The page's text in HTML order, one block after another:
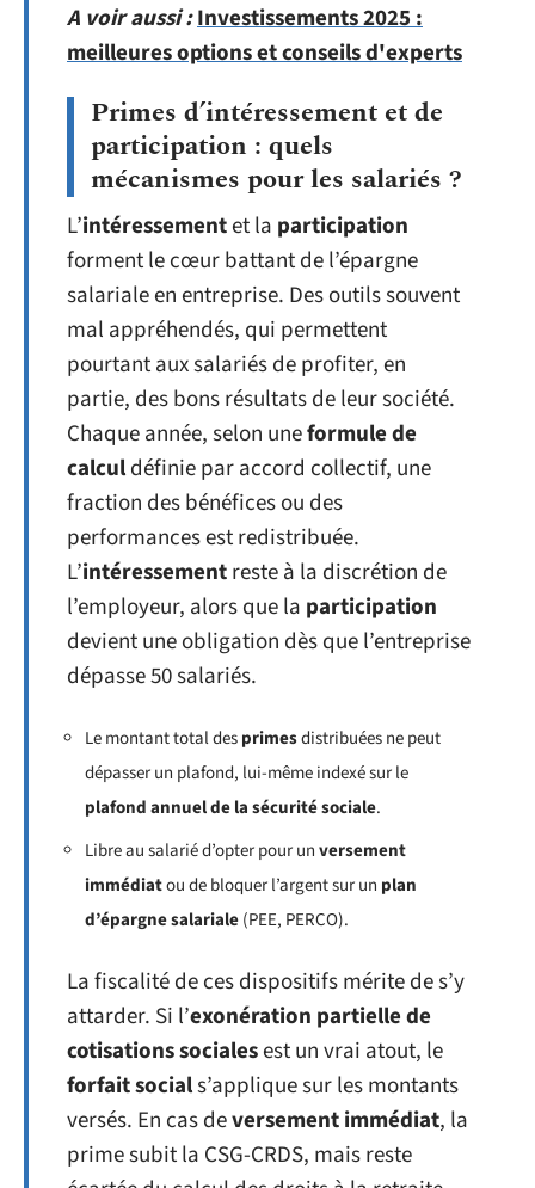
A voir aussi :Investissements 2025 :
meilleures options et conseils d'experts
Primes d’intéressement et de
participation : quels
mécanismes pour les salariés ?
L’intéressementet la participation
forment le cœur battant de l’épargne
salariale en entreprise. Des outils souvent
mal appréhendés, qui permettent
pourtant aux salariés de profiter, en
partie, des bons résultats de leur société.
Chaque année, selon uneformule de
calculdéfinie par accord collectif, une
fraction des bénéfices ou des
performances est redistribuée.
L’intéressementreste à la discrétion de
l’employeur, alors que la participation
devient une obligation dès que l’entreprise
dépasse 50 salariés.
Le montant total desprimesdistribuées ne peut
dépasser un plafond, lui-même indexé sur le
plafond annuel de la sécurité sociale.
Libre au salarié d’opter pour unversement
immédiatou de bloquer l’argent sur un plan
d’épargne salariale(PEE, PERCO).
La fiscalité de ces dispositifs mérite de s’y
attarder. Si l’exonération partielle de
cotisations socialesest un vrai atout, le
forfait socials’applique sur les montants
versés. En cas deversement immédiat, la
prime subit la CSG-CRDS, mais reste